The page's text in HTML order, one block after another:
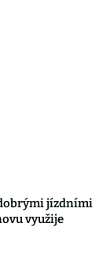
jízdními
využije